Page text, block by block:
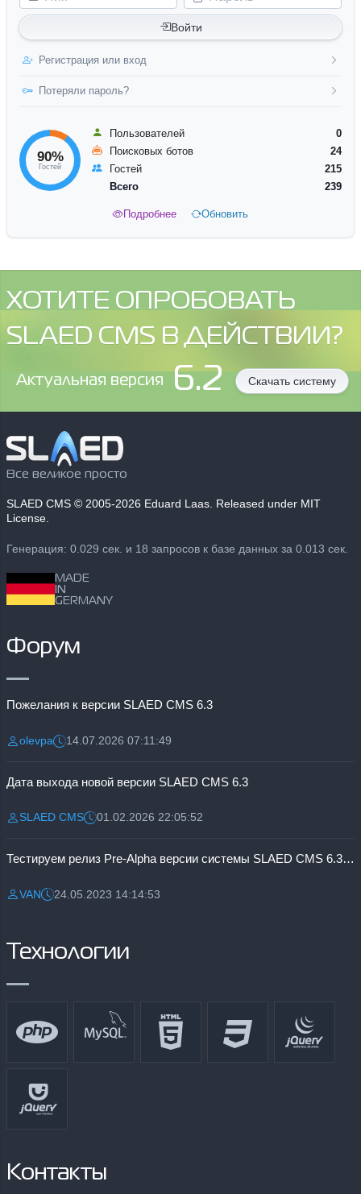
Войти
Регистрация или вход
Потеряли пароль?
90%
Гостей
Пользователей
0
Поисковых ботов
24
Гостей
215
Всего
239
Подробнее Обновить
ХОТИТЕ ОПРОБОВАТЬ
SLAED CMS В ДЕЙСТВИИ?
Aктуальная версия 6.2 Скачать систему
Все великое просто
SLAED CMS © 2005-2026 Eduard Laas. Released under MIT
License.
Генерация: 0.029 сек. и 18 запросов к базе данных за 0.013 сек.
MADE
IN
GERMANY
Форум
Пожелания к версии SLAED CMS 6.3
Разместил:
olevpaДата:14.07.2026 07:11:49
Дата выхода новой версии SLAED CMS 6.3
Разместил:
SLAED CMSДата:01.02.2026 22:05:52
Тестируем релиз Pre-Alpha версии системы SLAED CMS 6.3 Pro
Разместил:
VANДата:24.05.2023 14:14:53
Технологии
Контакты